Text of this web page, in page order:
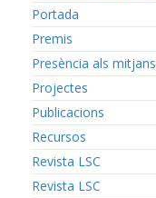
Portada
Premis
Presència als mitjans
Projectes
Publicacions
Recursos
Revista LSC
Revista LSC